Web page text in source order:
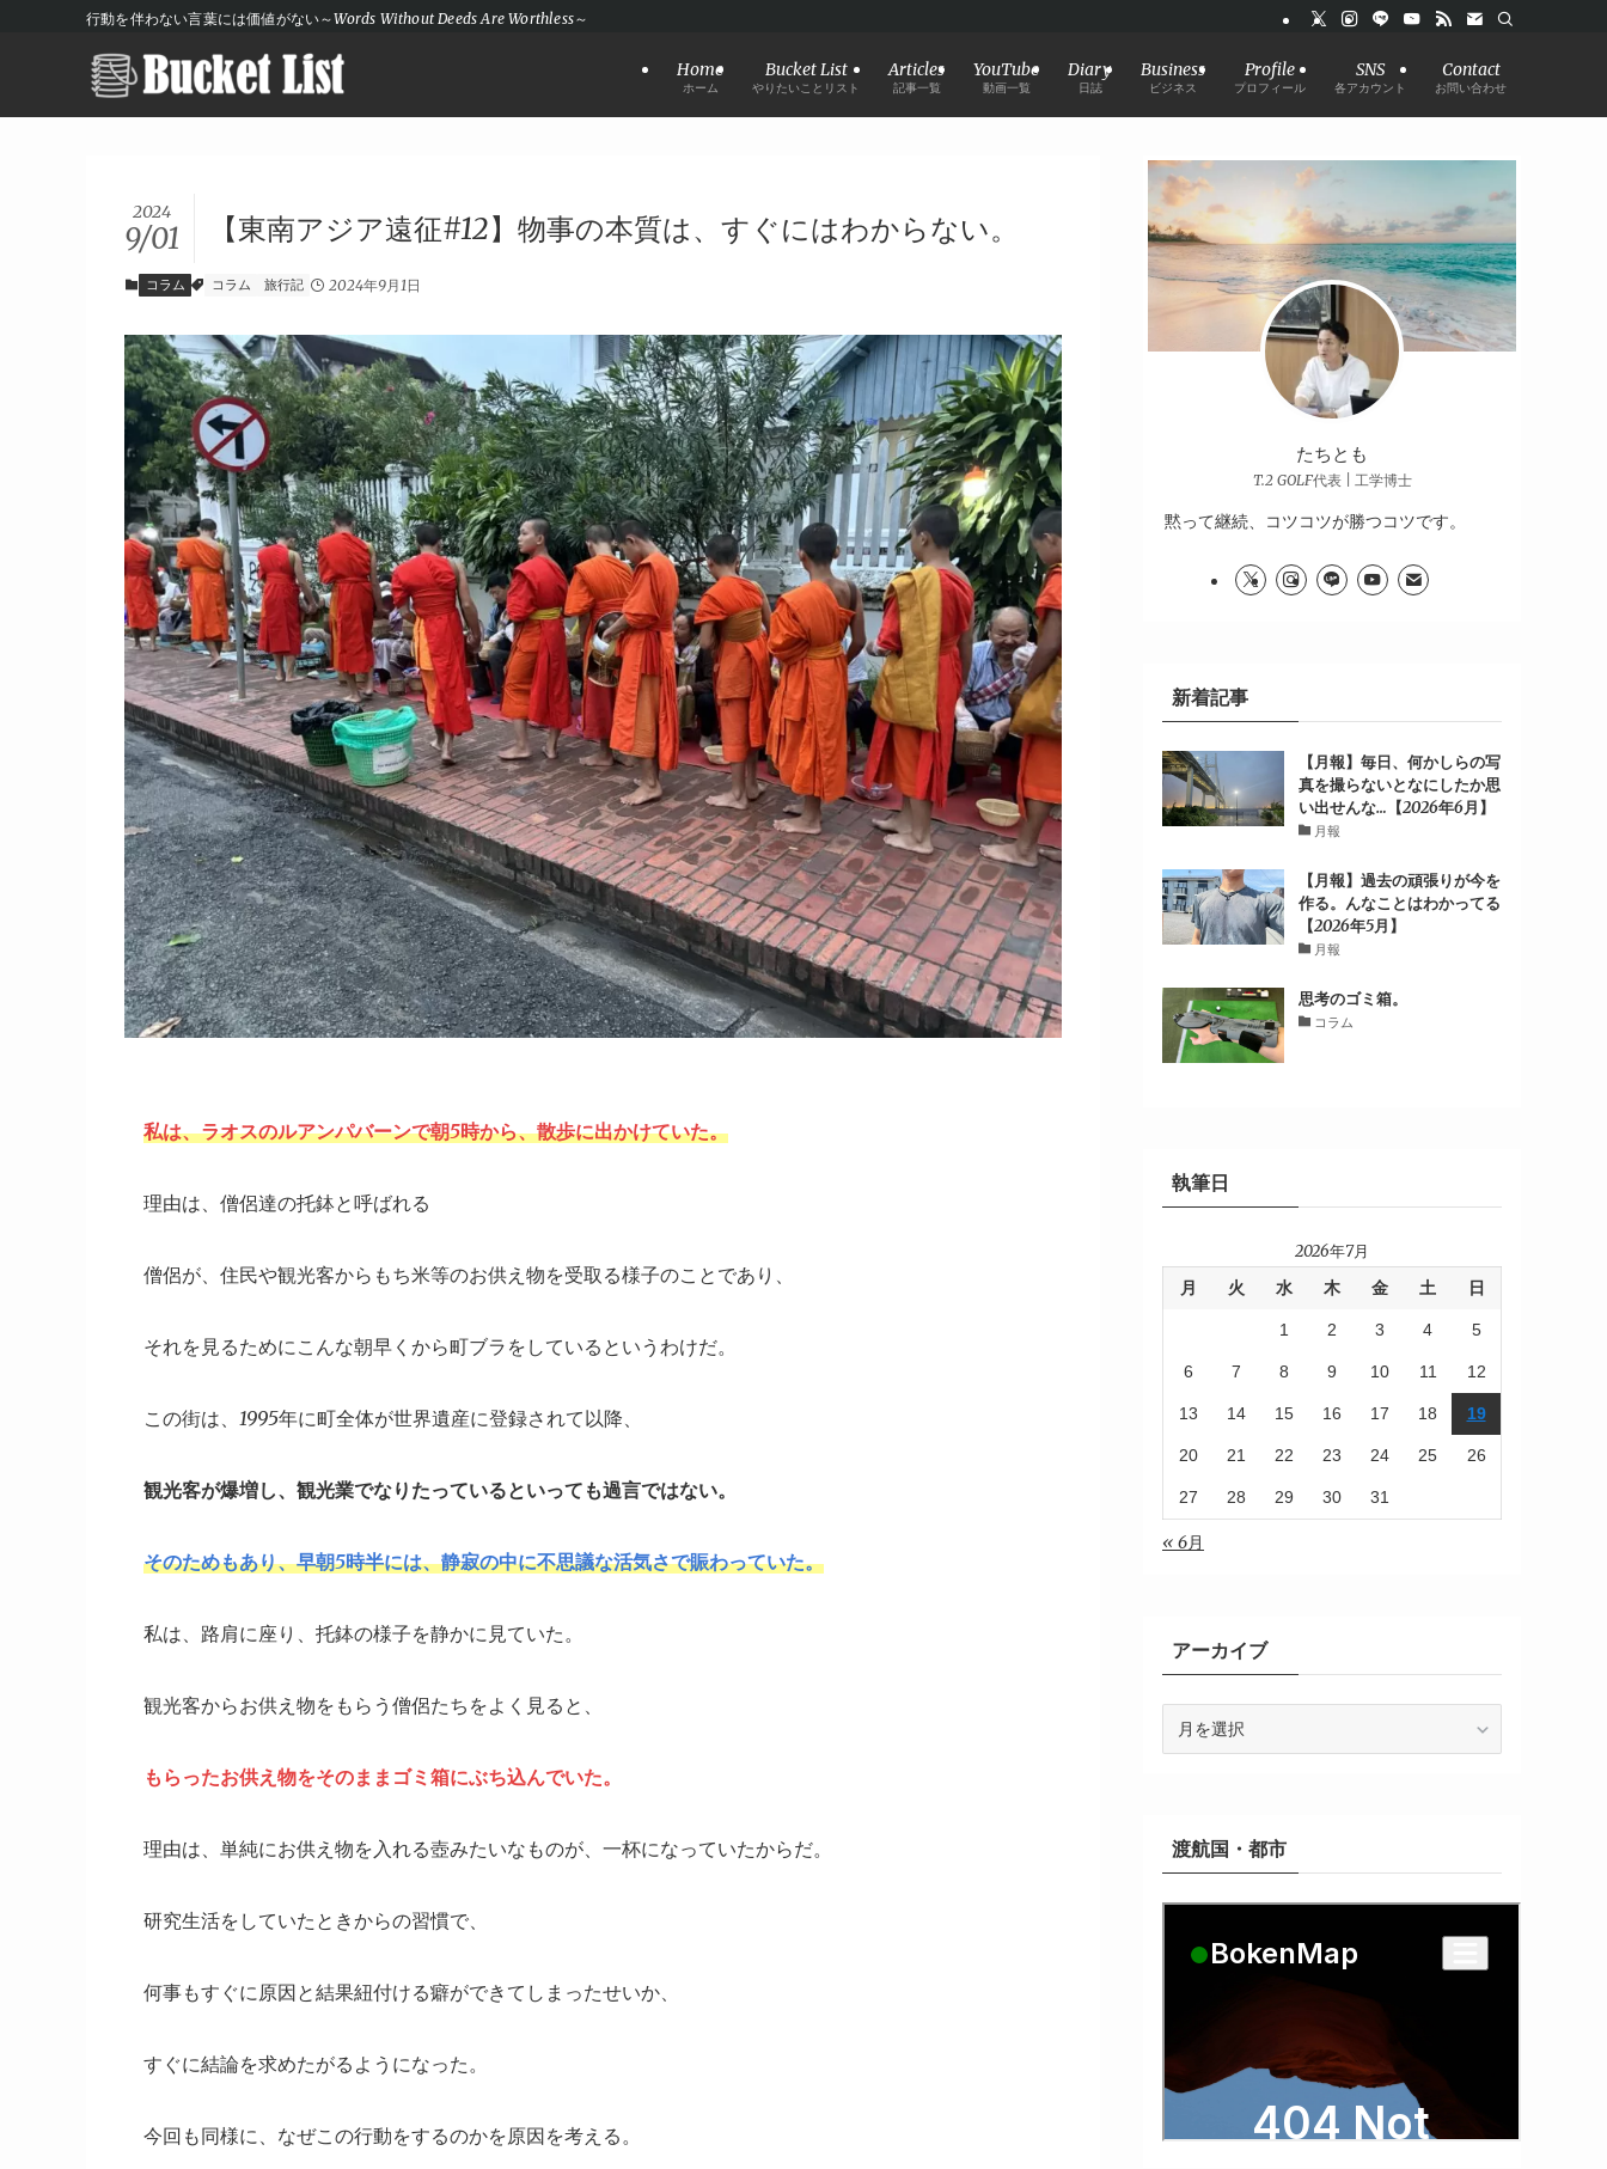
行動を伴わない言葉には価値がない～Words Without Deeds Are Worthless～
Home
ホーム
Bucket List
やりたいことリスト
Articles
記事一覧
YouTube
動画一覧
Diary
日誌
Business
ビジネス
Profile
プロフィール
SNS
各アカウント
Contact
お問い合わせ
【東南アジア遠征#12】物事の本質は、すぐにはわからない。
2024
9/01
コラム コラム 旅行記 2024年9月1日
私は、ラオスのルアンパバーンで朝5時から、散歩に出かけていた。
理由は、僧侶達の托鉢と呼ばれる
僧侶が、住民や観光客からもち米等のお供え物を受取る様子のことであり、
それを見るためにこんな朝早くから町ブラをしているというわけだ。
この街は、1995年に町全体が世界遺産に登録されて以降、
観光客が爆増し、観光業でなりたっているといっても過言ではない。
そのためもあり、早朝5時半には、静寂の中に不思議な活気さで賑わっていた。
私は、路肩に座り、托鉢の様子を静かに見ていた。
観光客からお供え物をもらう僧侶たちをよく見ると、
もらったお供え物をそのままゴミ箱にぶち込んでいた。
理由は、単純にお供え物を入れる壺みたいなものが、一杯になっていたからだ。
研究生活をしていたときからの習慣で、
何事もすぐに原因と結果紐付ける癖ができてしまったせいか、
すぐに結論を求めたがるようになった。
今回も同様に、なぜこの行動をするのかを原因を考える。
たちとも
T.2 GOLF代表 | 工学博士
黙って継続、コツコツが勝つコツです。
新着記事
【月報】毎日、何かしらの写
真を撮らないとなにしたか思
い出せんな…【2026年6月】
月報
【月報】過去の頑張りが今を
作る。んなことはわかってる
【2026年5月】
月報
思考のゴミ箱。
コラム
執筆日
2026年7月
月 火 水 木 金 土 日
1 2 3 4 5
6 7 8 9 10 11 12
13 14 15 16 17 18 19
20 21 22 23 24 25 26
27 28 29 30 31
« 6月
アーカイブ
渡航国・都市